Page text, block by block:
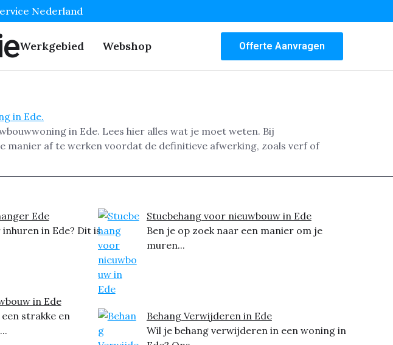
Nederland
Werkgebied Webshop Offerte Aanvragen
in Ede. Lees hier alles wat je moet weten. Bij
manier af te werken voordat de definitieve afwerking, zoals verf of
Ede
in Ede? Dit is
in Ede
strakke en
Stucbehang voor nieuwbouw in Ede
Ben je op zoek naar een manier om je
muren...
Behang Verwijderen in Ede
Wil je behang verwijderen in een woning in